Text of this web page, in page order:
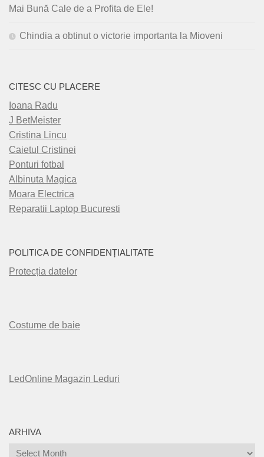
Mai Bună Cale de a Profita de Ele!
Chindia a obtinut o victorie importanta la Mioveni
CITESC CU PLACERE
Ioana Radu
J BetMeister
Cristina Lincu
Caietul Cristinei
Ponturi fotbal
Albinuta Magica
Moara Electrica
Reparatii Laptop Bucuresti
POLITICA DE CONFIDENȚIALITATE
Protecția datelor
Costume de baie
LedOnline Magazin Leduri
ARHIVA
Arhiva